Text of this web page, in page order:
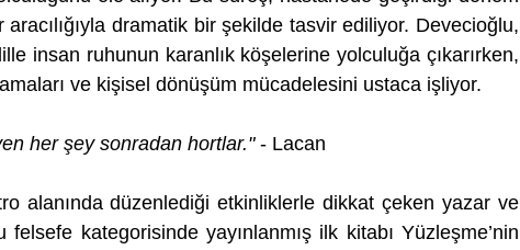
aracılığıyla dramatik bir şekilde tasvir ediliyor. Devecioğlu,
insan ruhunun karanlık köşelerine yolculuğa çıkarırken,
ve kişisel dönüşüm mücadelesini ustaca işliyor.
her şey sonradan hortlar." - Lacan
alanında düzenlediği etkinliklerle dikkat çeken yazar ve
felsefe kategorisinde yayınlanmış ilk kitabı Yüzleşme’nin